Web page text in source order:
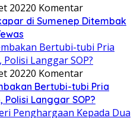
20220 Komentar
di Sumenep Ditembak
20220 Komentar
Bertubi-tubi Pria
Langgar SOP?